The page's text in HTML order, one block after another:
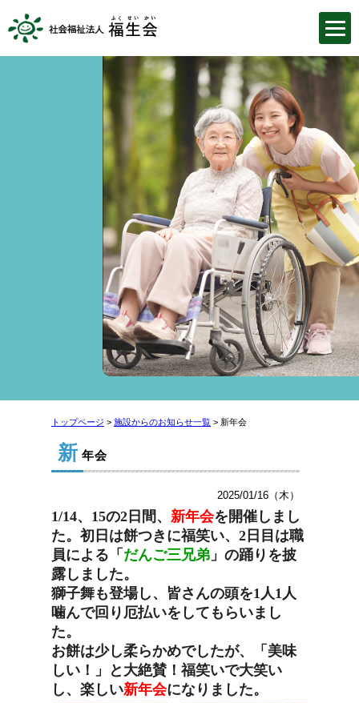
トップページ > 施設からのお知らせ一覧 > 新年会
新 年会
2025/01/16（木）
1/14、 15の2 日間、 新年会を開催しまし
た。 初日は餅つきに福笑い、 2 日目は職
員による「 だんご三兄弟 」の踊りを披
露しました。
獅子舞も登場し、皆さんの頭を1人1人
噛んで回り厄払いをしてもらいまし
た。
お餅は少し柔らかめでしたが、「美味
しい！」と大絶賛！ 福笑いで大笑い
し、楽しい新年会になりました。